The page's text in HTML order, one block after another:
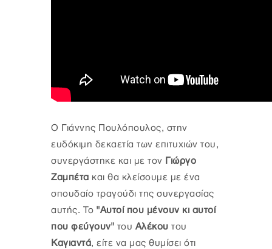
Ο Γιάννης Πουλόπουλος, στην
ευδόκιμη δεκαετία των επιτυχιών του,
συνεργάστηκε και με τον Γιώργο
Ζαμπέτα και θα κλείσουμε με ένα
σπουδαίο τραγούδι της συνεργασίας
αυτής. Το "Αυτοί που μένουν κι αυτοί
που φεύγουν" του Αλέκου του
Καγιαντά, είτε να μας θυμίσει ότι